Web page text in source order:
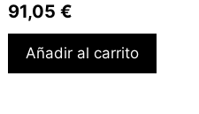
91,05 €
Añadir al carrito